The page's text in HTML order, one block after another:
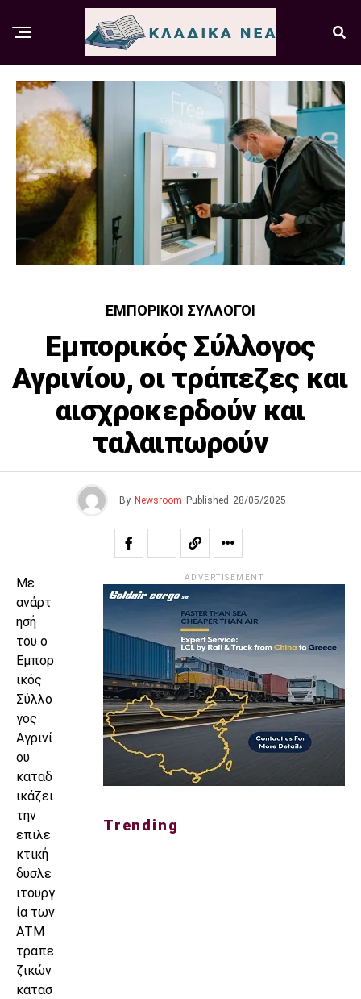
ΕΜΠΟΡΙΚΟΊ ΣΎΛΛΟΓΟΙ
Εμπορικός Σύλλογος
Αγρινίου, οι τράπεζες και
αισχροκερδούν και
ταλαιπωρούν
By Newsroom Published 28/05/2025
Με
ανάρτ
ησή
του ο
Εμπορ
ικός
Σύλλο
γος
Αγρινί
ου
καταδ
ικάζει
την
επιλε
κτική
δυσλε
ιτουργ
ία των
ΑΤΜ
τραπε
ζικών
κατασ
ADVERTISEMENT
Trending